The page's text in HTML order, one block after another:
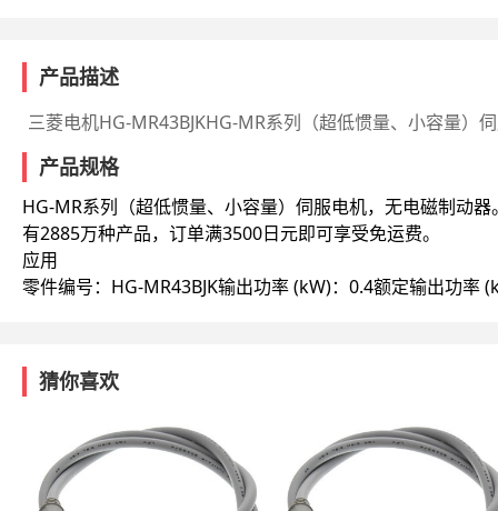
产品描述
三菱电机HG-MR43BJKHG-MR系列（超低惯量、小容量）
产品规格
HG-MR系列（超低惯量、小容量）伺服电机，无电磁制动
有2885万种产品，订单满3500日元即可享受免运费。
应用
零件编号：HG-MR43BJK输出功率 (kW)：0.4额定输出功率
猜你喜欢